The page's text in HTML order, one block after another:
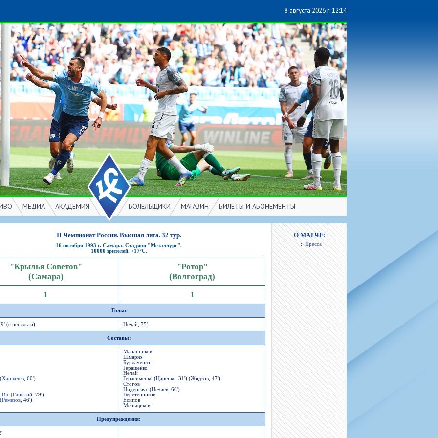
8 августа 2026 г. 12:14
УЕФА
МЕДИА
Фото
Крылья Советов - ТВ
Трансляции матчей
Прочее
АКАДЕМИЯ
БОЛЕЛЬЩИКИ
Твои "Крылья"
Общение
Болельщикам с инвалидностью
Добрые "Крылья"
Правила поведения
Подготовка контролеров-распорядителей
Порядок аккредитации объединений болельщиков
МАГАЗИН
On-line магазин
Точки продаж фирменной атрибутики
БИЛЕТЫ И АБОНЕМЕНТЫ
Карта болельщика
Билеты и абонементы
Билеты на Яндекс Афиша
Skybox
II Чемпионат России. Высшая лига. 32 тур.
16 октября 1993 г. Самара. Стадион "Металлург".
10000 зрителей. +17ºC.
"Крылья Советов"
(Самара)
"Ротор"
(Волгоград)
1
1
Голы:
(с пенальти) Нечай, 75'
Составы:
(Харлачев , 60')
(Гапотий , 79')
(Ремезов , 46')
Мананников
Шмарко
Бурлаченко
Геращенко
Нечай
Герасименко (Царенко, 31') (Жидков, 47')
Стогов
Нидергаус (Нечаев, 66')
Веретенников
Есипов
Меньщиков
Предупреждения:
О МАТЧЕ:
::Пресса